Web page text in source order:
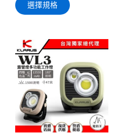
選擇規格
選
此
品
有
多
種
款
式。